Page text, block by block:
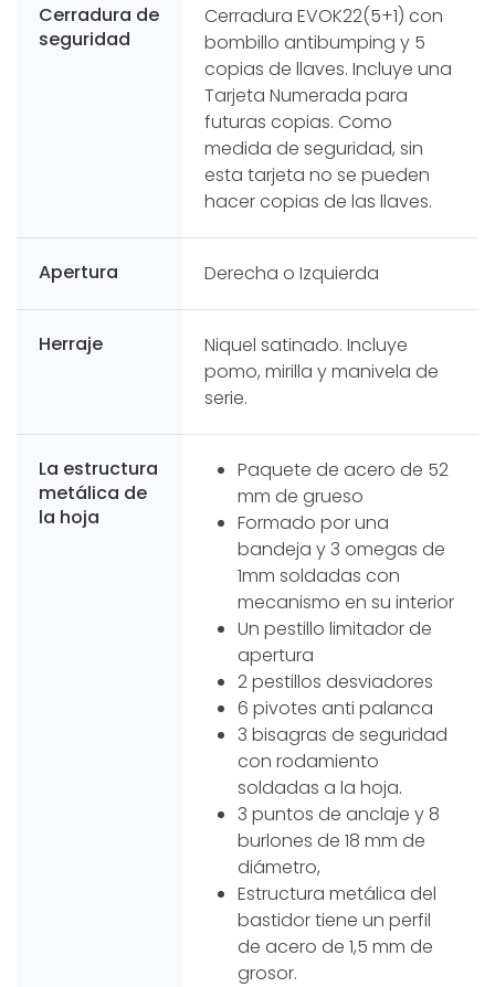
Cerradura de
seguridad
Cerradura EVOK22(5+1) con
bombillo antibumping y 5
copias de llaves. Incluye una
Tarjeta Numerada para
futuras copias. Como
medida de seguridad, sin
esta tarjeta no se pueden
hacer copias de las llaves.
Apertura Derecha o Izquierda
Herraje
Niquel satinado. Incluye
pomo, mirilla y manivela de
serie.
La estructura
metálica de
la hoja
Paquete de acero de 52
mm de grueso
Formado por una
bandeja y 3 omegas de
1mm soldadas con
mecanismo en su interior
Un pestillo limitador de
apertura
2 pestillos desviadores
6 pivotes anti palanca
3 bisagras de seguridad
con rodamiento
soldadas a la hoja.
3 puntos de anclaje y 8
burlones de 18 mm de
diámetro,
Estructura metálica del
bastidor tiene un perfil
de acero de 1,5 mm de
grosor.